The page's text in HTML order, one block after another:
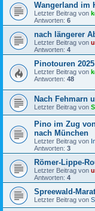
Wangerland im
Letzter Beitrag von
Antworten: 6
nach längerer
Letzter Beitrag von
Antworten: 4
Pinotouren
Letzter Beitrag von
Antworten: 48
Nach Fehmarn
Letzter Beitrag von
Pino im Zug
nach München
Letzter Beitrag von
Antworten: 3
Römer-Lippe-
Letzter Beitrag von
Antworten: 4
Spreewald-
Letzter Beitrag von